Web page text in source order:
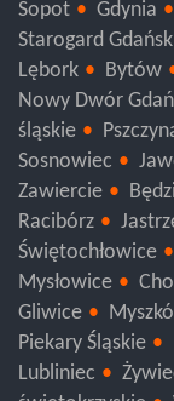
Sopot
Gdynia
Starogard
Lębork
Bytów
Nowy Dwór
śląskie
Sosnowiec
Zawiercie
Racibórz
Świętochłowice
Mysłowice
Gliwice
Piekary Śląskie
Lubliniec